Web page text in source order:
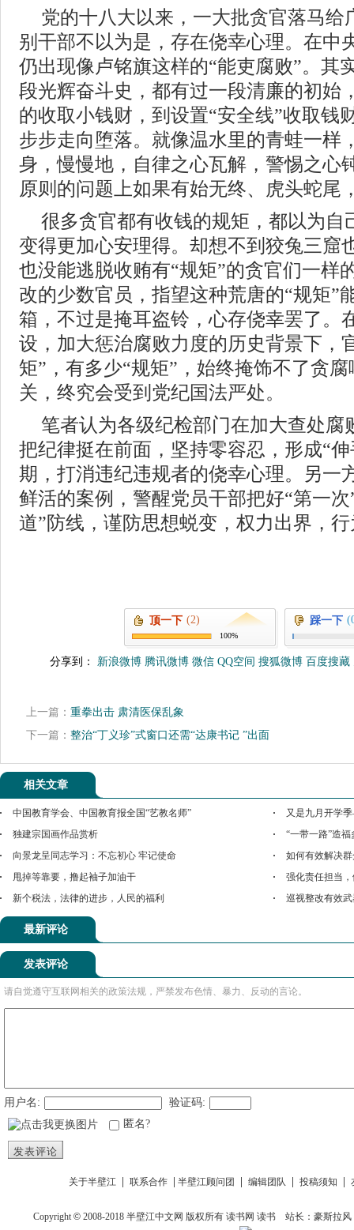
党的十八大以来，一大批贪官落马给
别干部不以为是，存在侥幸心理。在中
仍出现像卢铭旗这样的“能吏腐败”。其
段光辉奋斗史，都有过一段清廉的初始
的收取小钱财，到设置“安全线”收取钱
步步走向堕落。就像温水里的青蛙一样
身，慢慢地，自律之心瓦解，警惕之心
原则的问题上如果有始无终、虎头蛇尾
很多贪官都有收钱的规矩，都以为自
变得更加心安理得。却想不到狡兔三窟
也没能逃脱收贿有“规矩”的贪官们一样
改的少数官员，指望这种荒唐的“规矩”
箱，不过是掩耳盗铃，心存侥幸罢了。
设，加大惩治腐败力度的历史背景下，
矩”，有多少“规矩”，始终掩饰不了贪
关，终究会受到党纪国法严处。
笔者认为各级纪检部门在加大查处腐
把纪律挺在前面，坚持零容忍，形成“
期，打消违纪违规者的侥幸心理。另一
鲜活的案例，警醒党员干部把好“第一
道”防线，谨防思想蜕变，权力出界，
顶一下 (2)
100%
踩一下
分享到： 新浪微博 腾讯微博 微信 QQ空间 搜狐微博 百度搜藏
上一篇： 重拳出击 肃清医保乱象
下一篇： 整治“丁义珍”式窗口还需“达康书记 ”出面
相关文章
中国教育学会、中国教育报全国“艺教名师”
又是九月开学
独建宗国画作品赏析
“一带一路”造
向景龙呈同志学习：不忘初心 牢记使命
如何有效解决
甩掉等靠要，撸起袖子加油干
强化责任担当
新个税法，法律的进步，人民的福利
巡视整改有效武
最新评论
发表评论
请自觉遵守互联网相关的政策法规，严禁发布色情、暴力、反动的言论。
用户名:
验证码:
匿名?
发表评论
关于半壁江 联系合作 半壁江顾问团 编辑团队 投稿须知
Copyright © 2008-2018半壁江中文网 版权所有读书网 读书 站长：豪斯拉风